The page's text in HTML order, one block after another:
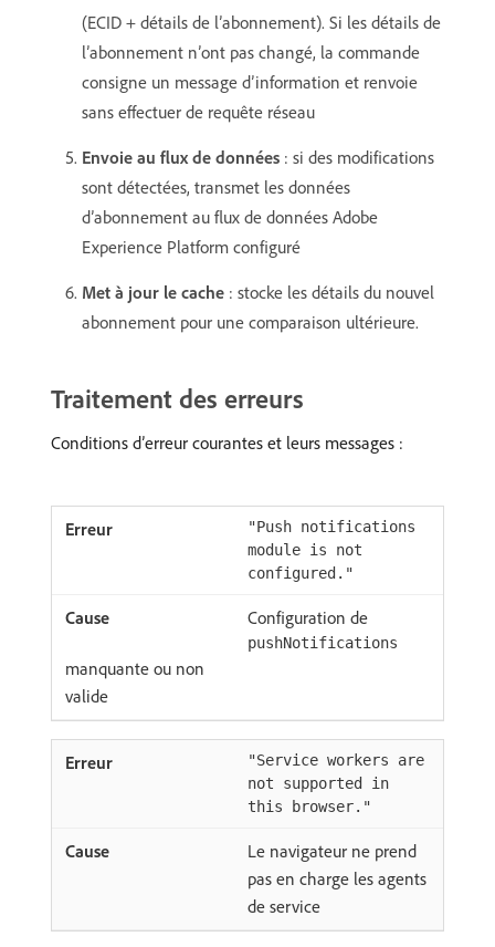
(ECID + détails de l’abonnement). Si les détails de
l’abonnement n’ont pas changé, la commande
consigne un message d’information et renvoie
sans effectuer de requête réseau
Envoie au flux de données : si des modifications
sont détectées, transmet les données
d’abonnement au flux de données Adobe
Experience Platform configuré
Met à jour le cache : stocke les détails du nouvel
abonnement pour une comparaison ultérieure.
Traitement des erreurs
Conditions d’erreur courantes et leurs messages :
"Push notifications
module is not
configured."
Configuration de
pushNotifications
manquante ou non
valide
"Service workers are
not supported in
this browser."
Le navigateur ne prend
pas en charge les agents
de service